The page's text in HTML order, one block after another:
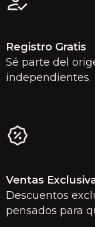
Registro Gratis
Sé parte del
independientes.
Ventas
Descuentos
pensados para